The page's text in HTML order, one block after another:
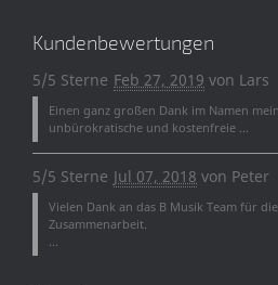
Kundenbewertungen
5/5 Sterne Feb 27, 2019 von Lars
Einen ganz großen Dank im Namen
unbürokratische und kostenfreie ...
5/5 Sterne Jul 07, 2018 von Peter
Vielen Dank an das B Musik Team für
Zusammenarbeit.
...